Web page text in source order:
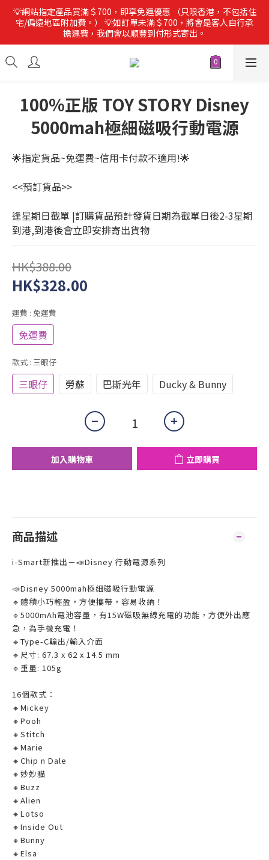
💡網站指定產品買滿＄700，即享免運優惠 （只限香港，不包括住
宅/偏遠地區附加費。） 💡如訂單未滿＄700，將會是客人自行承
擔運費，我們會以順豐到付形式寄出。
100%正版 TOY STORY Disney
5000mah極細磁吸行動電源
🌟指定貨品~免運費~信用卡付款不適用!🌟
<<預訂貨品>>
逢星期日截單 |訂購貨品預計發貨日期為截單日後2-3星期
到港,到港後會立即安排寄出貨物
HK$388.00
HK$328.00
運費 : 免運費
免運費
款式 : 三眼仔
三眼仔 勞蘇 巴斯光年 Ducky & Bunny
加入購物車 立即購買
商品描述
i-Smart新推出－📣Disney 行動電源系列
📣Disney 5000mah極細磁吸行動電源
🔹體積小巧輕盈，方便攜帶，容易收納！
🔹5000mAh電池容量，有15W磁吸無線充電的功能，方便外出應
急，為手機充電！
🔹Type-C輸出/輸入介面
🔹尺寸: 67.3 x 62 x 14.5 mm
🔹重量: 105g
16個款式：
🔸Mickey
🔸Pooh
🔸Stitch
🔸Marie
🔸Chip n Dale
🔸妙妙貓
🔸Buzz
🔸Alien
🔸Lotso
🔸Inside Out
🔸Bunny
🔸Elsa